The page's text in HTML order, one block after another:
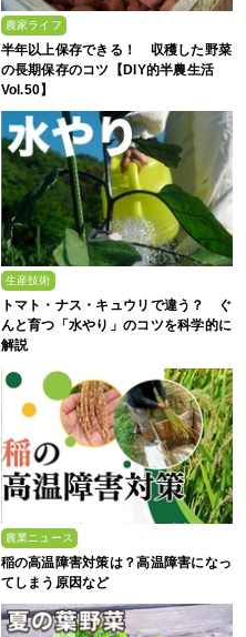
農家ライフ
半年以上保存できる！ 収穫した野菜
の長期保存のコツ【DIY的半農生活
Vol.50】
生産技術
トマト・ナス・キュウリで違う？ ぐ
んと育つ「水やり」のコツを科学的に
解説
農業ニュース
稲の高温障害対策は？高温障害になっ
てしまう原因など